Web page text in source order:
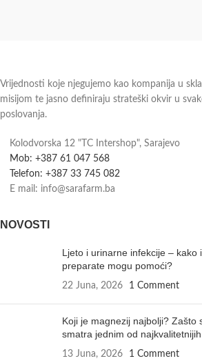
Vrijednosti koje njegujemo kao kompanija u
misijom te jasno definiraju strateški okvir u
poslovanja.
Kolodvorska 12 "TC Intershop", Sarajevo
Mob: +387 61 047 568
Telefon: +387 33 745 082
E mail: info@sarafarm.ba
NOVOSTI
Ljeto i urinarne infekcije – kako
preparate mogu pomoći?
22 Juna, 2026 1 Comment
Koji je magnezij najbolji? Zašto
smatra jednim od najkvalitetnijih
13 Juna, 2026 1 Comment